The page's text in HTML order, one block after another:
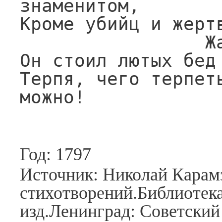
знаменитом,
Кроме убийц и
Он стоил лютых
Терпя, чего
можно!
Год: 1797
Источник: Николай
изд.Ленинград: